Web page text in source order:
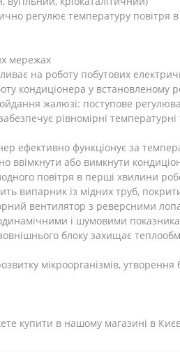
регулює температуру повітря
мережах
на роботу побутових
кондиціонера у встановленому
жалюзі: поступове
рівномірні
ефективно функціонує за
ввімкнути або вимкнути
повітря в перші хвилини
випарник із мідних труб,
вентилятор з реверсними
і шумовими
блоку захищає
мікроорганізмів, утворення
купити в нашому магазині в